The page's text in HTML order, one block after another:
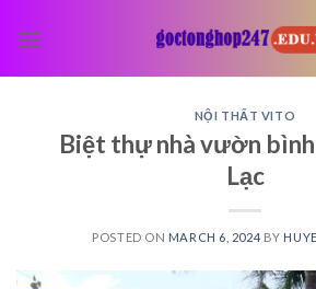
NỘI THẤT VITO
Biệt thự nhà vườn
Lạc
POSTED ON MARCH 6, 2024 BY